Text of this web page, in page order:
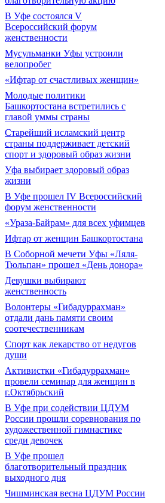
В Уфе состоялся V
Всероссийский форум
женственности
Мусульманки Уфы устроили
велопробег
«Ифтар от счастливых женщин»
Молодые политики
Башкортостана встретились с
главой уммы страны
Старейший исламский центр
страны поддерживает детский
спорт и здоровый образ жизни
Уфа выбирает здоровый образ
жизни
В Уфе прошел IV Всероссийский
форум женственности
«Ураза-Байрам» для всех уфимцев
Ифтар от женщин Башкортостана
В Соборной мечети Уфы «Ляля-
Тюльпан» прошел «День донора»
Девушки выбирают
женственность
Волонтеры «Гибадуррахман»
отдали дань памяти своим
соотечественникам
Спорт как лекарство от недугов
души
Активистки «Гибадуррахман»
провели семинар для женщин в
г.Октябрьский
В Уфе при содействии ЦДУМ
России прошли соревнования по
художественной гимнастике
среди девочек
В Уфе прошел
благотворительный праздник
выходного дня
Чишминская весна ЦДУМ России